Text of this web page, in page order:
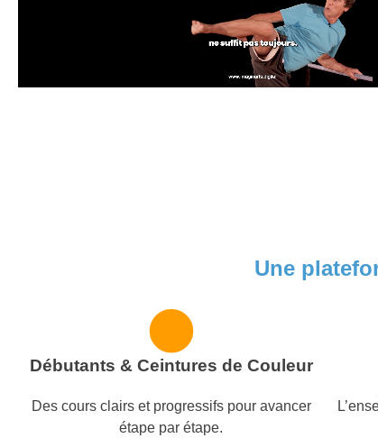
Une
Débutants & Ceintures de Couleur
Des cours clairs et progressifs pour avancer
étape par étape.